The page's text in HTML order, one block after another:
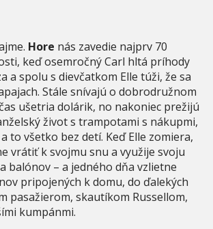
Hore nás zavedie najprv 70
keď osemročný Carl hltá príhody
a spolu s dievčatkom Elle túži, že sa
Stále snívajú o dobrodružnom
ušetria dolárik, no nakoniec prežijú
život s trampotami s nákupmi,
to všetko bez detí. Keď Elle zomiera,
vrátiť k svojmu snu a využije svoju
balónov – a jedného dňa vzlietne
pripojených k domu, do ďalekých
pasažierom, skautíkom Russellom,
kumpánmi.